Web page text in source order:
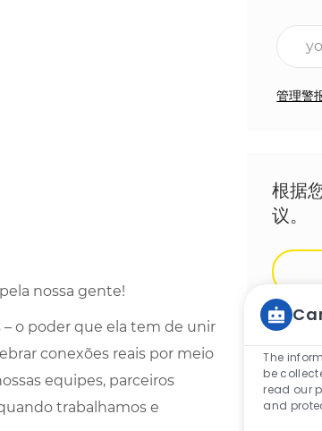
nossa gente!
o poder que ela tem de unir
conexões reais por meio
equipes, parceiros
trabalhamos e
管理警
根据
议。
分享
The
be
read our
and